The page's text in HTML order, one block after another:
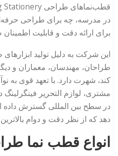
در مدرسه، چه برای طراحی
برای ارائه دقت و قابلیت
این شرکت به دلیل تولید
طراحان، مهندسان، معماران و
کند، شهرت دارد. با تعهد قوی به
مشتری، لوازم التحریر
در سطح بین المللی گسترش داده
دهد که از نظر دقت و دوام بالاترین
انواع قطب نما